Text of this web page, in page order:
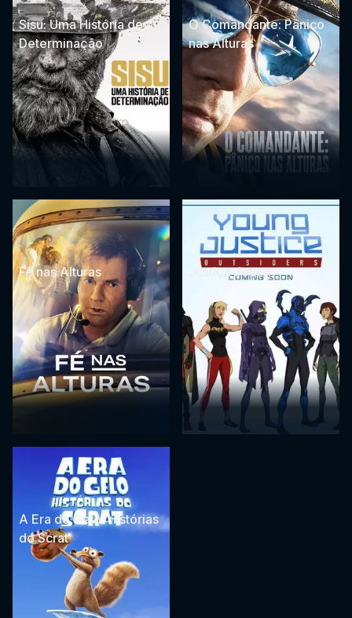
Sisu: Uma História de
Determinação
O Comandante: Pânico
nas Alturas
Fé nas Alturas Justiça Jovem
A Era do Gelo: Histórias
do Scrat